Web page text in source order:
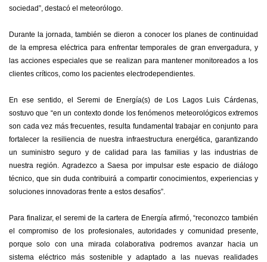
sociedad”, destacó el meteorólogo.
Durante la jornada, también se dieron a conocer los planes de continuidad
de la empresa eléctrica para enfrentar temporales de gran envergadura, y
las acciones especiales que se realizan para mantener monitoreados a los
clientes críticos, como los pacientes electrodependientes.
En ese sentido, el Seremi de Energía(s) de Los Lagos Luis Cárdenas,
sostuvo que “en un contexto donde los fenómenos meteorológicos extremos
son cada vez más frecuentes, resulta fundamental trabajar en conjunto para
fortalecer la resiliencia de nuestra infraestructura energética, garantizando
un suministro seguro y de calidad para las familias y las industrias de
nuestra región. Agradezco a Saesa por impulsar este espacio de diálogo
técnico, que sin duda contribuirá a compartir conocimientos, experiencias y
soluciones innovadoras frente a estos desafíos”.
Para finalizar, el seremi de la cartera de Energía afirmó, “reconozco también
el compromiso de los profesionales, autoridades y comunidad presente,
porque solo con una mirada colaborativa podremos avanzar hacia un
sistema eléctrico más sostenible y adaptado a las nuevas realidades